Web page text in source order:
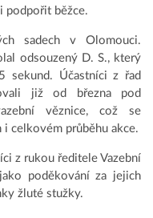
podpořit běžce.
sadech v Olomouci.
odsouzený D. S., který
Účastníci z řad
již od března pod
věznice, což se
celkovém průběhu akce.
z rukou ředitele Vazební
poděkování za jejich
žluté stužky.